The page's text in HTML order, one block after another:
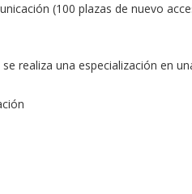
(100 plazas de nuevo
realiza una especialización en